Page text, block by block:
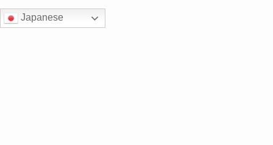
Japanese